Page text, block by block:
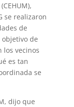
se realizaron
de
objetivo de
los vecinos
es tan
se
dijo que